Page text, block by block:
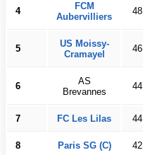
4
FCM
Aubervilliers
48
5
US Moissy-
Cramayel
46
6
AS
Brevannes
44
7 FC Les Lilas 44
8 Paris SG (C) 42